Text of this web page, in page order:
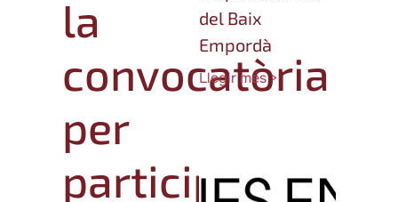
la
convocatòria
per
participar-
del Baix
Empordà
Llegir més >